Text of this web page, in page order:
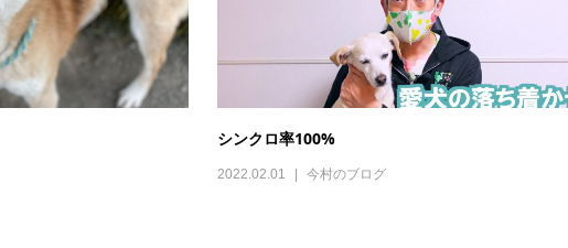
シンクロ率100%
2022.02.01 今村のブログ